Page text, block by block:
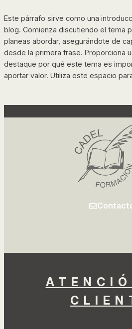
Este párrafo sirve como una
blog. Comienza discutiendo el tema
planeas abordar, asegurándote de
desde la primera frase. Proporciona
destaque por qué este tema es
aportar valor. Utiliza este espacio